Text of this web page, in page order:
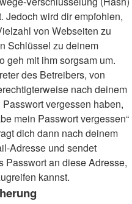
Jedoch wird dir empfohlen,
von Webseiten zu
Schlüssel zu deinem
geh mit ihm sorgsam um.
des Betreibers, von
nach deinem
vergessen haben,
mein Passwort vergessen“
dich dann nach deinem
Adresse und sendet
an diese Adresse,
kannst.